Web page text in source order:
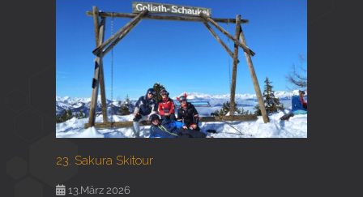
23. Sakura Skitour
13.März 2026